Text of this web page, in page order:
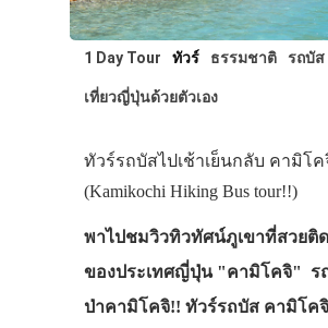
1 Day Tour ทัวร์ ธรรมชาติ รถบัส
เที่ยวญี่ปุ่นด้วยตัวเอง
ทัวร์รถบัสไปเช้าเย็นกลับ คามิโค
(Kamikochi Hiking Bus tour!!)
พาไปชมวิวทิวทัศน์ภูเขาที่สวยติ
ของประเทศญี่ปุ่น "คามิโคจิ" ร
ป่าคามิโคจิ!! ทัวร์รถบัส คามิโค